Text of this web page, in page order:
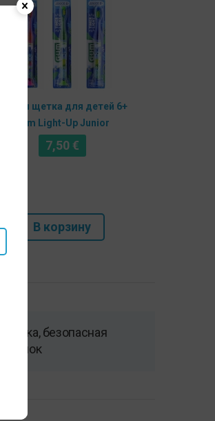
Зубная щетка для детей 6+
Gum Light-Up Junior
7,50€
В корзину
безопасная